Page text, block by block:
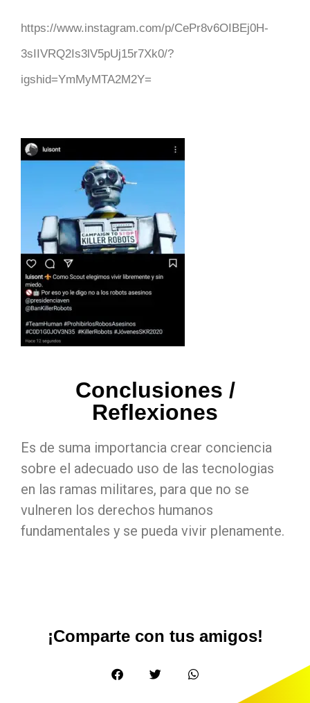
https://www.instagram.com/p/CePr8v6OIBEj0H-
3sIIVRQ2Is3lV5pUj15r7Xk0/?
igshid=YmMyMTA2M2Y=
Conclusiones /
Reflexiones
Es de suma importancia crear conciencia
sobre el adecuado uso de las tecnologias
en las ramas militares, para que no se
vulneren los derechos humanos
fundamentales y se pueda vivir plenamente.
¡Comparte con tus amigos!